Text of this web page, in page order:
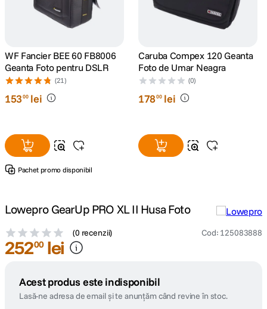
ulanzi
10 godox
WF Fancier BEE 60 FB8006
Geanta Foto pentru DSLR
(21)
15300 lei
Pachet promo disponibil
Caruba Compex 120 Geanta
Foto de Umar Neagra
(0)
17800 lei
Lowepro GearUp PRO XL II Husa Foto
(0 recenzii) Cod: 125083888
25200 lei
Acest produs este indisponibil
Lasă-ne adresa de email și te anunțăm când revine în stoc.